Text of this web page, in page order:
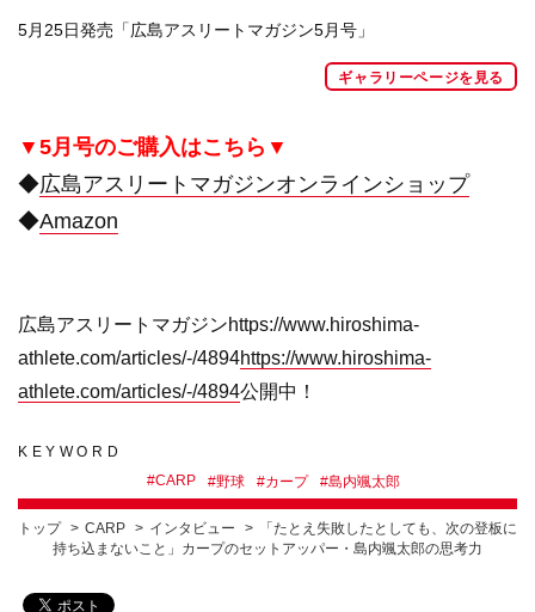
5月25日発売「広島アスリートマガジン5月号」
ギャラリーページを見る
▼5月号のご購入はこちら▼
◆広島アスリートマガジンオンラインショップ
◆Amazon
広島アスリートマガジンhttps://www.hiroshima-
athlete.com/articles/-/4894https://www.hiroshima-
athlete.com/articles/-/4894公開中！
KEYWORD
#CARP #野球 #カープ #島内颯太郎
トップ CARP インタビュー
「たとえ失敗したとしても、次の登板に
持ち込まないこと」カープのセットアッパー・島内颯太郎の思考力